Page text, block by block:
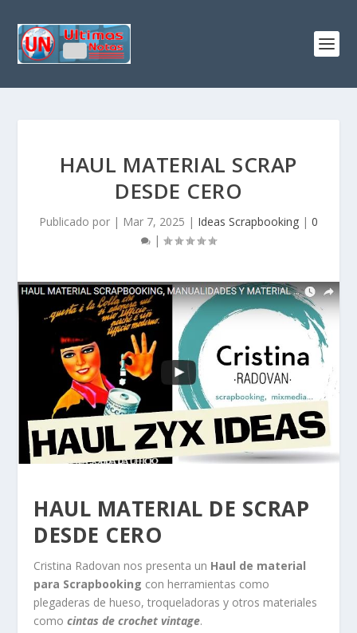
HAUL MATERIAL SCRAP
DESDE CERO
Publicado por | Mar 7, 2025 | Ideas Scrapbooking | 0
|
HAUL MATERIAL DE SCRAP
DESDE CERO
Cristina Radovan nos presenta un Haul de material
para Scrapbooking con herramientas como
plegaderas de hueso, troqueladoras y otros materiales
comocintas de crochet vintage.